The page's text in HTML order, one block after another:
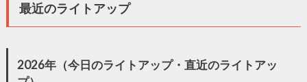
最近のライトアップ
2026年（今日のライトアップ・直近のライトアッ